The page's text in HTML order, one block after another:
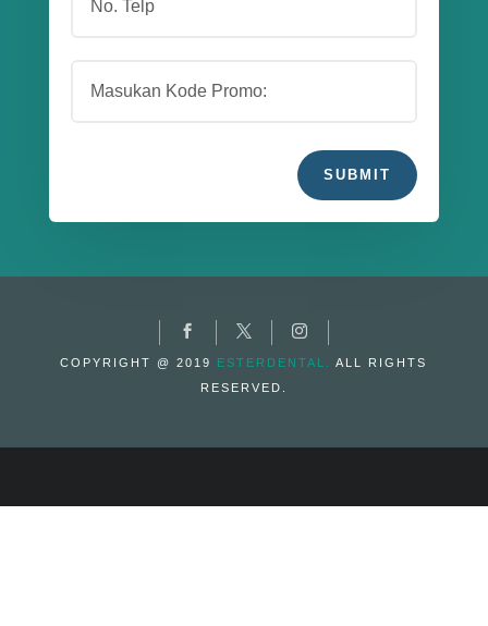
COPYRIGHT @ 2019ESTERDENTAL.